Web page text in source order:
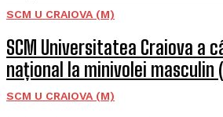
SCM U CRAIOVA (M)
SCM Universitatea Craiova a
național la minivolei masculin
SCM U CRAIOVA (M)